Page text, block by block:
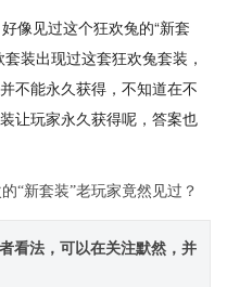
像见过这个狂欢兔的“新套
装出现过这套狂欢兔套装，
不能永久获得，不知道在不
让玩家永久获得呢，答案也
看法，可以在关注默然，并